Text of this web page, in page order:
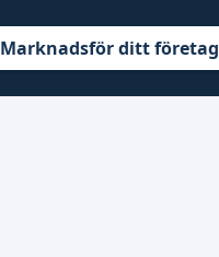
Marknadsför ditt företag